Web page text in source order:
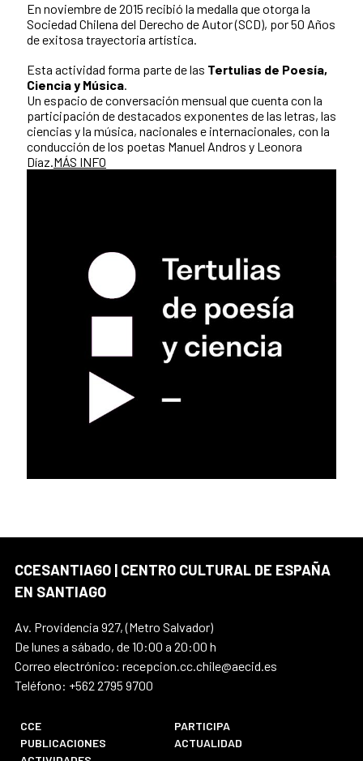
En noviembre de 2015 recibió la medalla que otorga la
Sociedad Chilena del Derecho de Autor (SCD), por 50 Años
de exitosa trayectoria artística.
Esta actividad forma parte de las Tertulias de Poesía,
Ciencia y Música.
Un espacio de conversación mensual que cuenta con la
participación de destacados exponentes de las letras, las
ciencias y la música, nacionales e internacionales, con la
conducción de los poetas Manuel Andros y Leonora
Díaz.MÁS INFO
CCESANTIAGO | CENTRO CULTURAL DE ESPAÑA
EN SANTIAGO
Av. Providencia 927, (Metro Salvador)
De lunes a sábado, de 10:00 a 20:00 h
Correo electrónico: recepcion.cc.chile@aecid.es
Teléfono: +562 2795 9700
CCE
PARTICIPA
PUBLICACIONES
ACTUALIDAD